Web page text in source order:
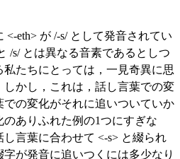
eth> が /-s/ として発音されてい
/s/ とは異なる音素であるとしつ
私たちにとっては，一見奇異に思
しかし，これは，話し言葉での変
の変化がそれに追いついていか
ありふれた例の1つにすぎな
言葉に合わせて <-s> と綴られ
が発音に追いつくには多少なり